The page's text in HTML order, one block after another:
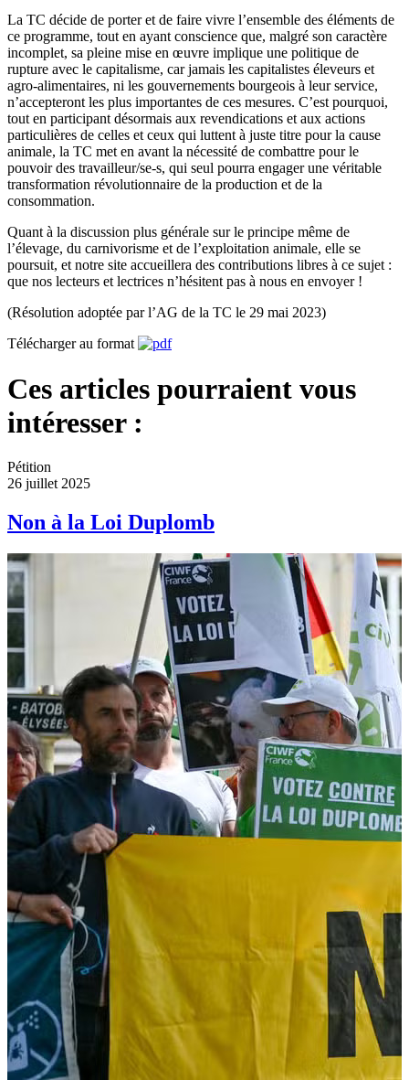
La TC décide de porter et de faire vivre l’ensemble des éléments de
ce programme, tout en ayant conscience que, malgré son caractère
incomplet, sa pleine mise en œuvre implique une politique de
rupture avec le capitalisme, car jamais les capitalistes éleveurs et
agro-alimentaires, ni les gouvernements bourgeois à leur service,
n’accepteront les plus importantes de ces mesures. C’est pourquoi,
tout en participant désormais aux revendications et aux actions
particulières de celles et ceux qui luttent à juste titre pour la cause
animale, la TC met en avant la nécessité de combattre pour le
pouvoir des travailleur/se-s, qui seul pourra engager une véritable
transformation révolutionnaire de la production et de la
consommation.
Quant à la discussion plus générale sur le principe même de
l’élevage, du carnivorisme et de l’exploitation animale, elle se
poursuit, et notre site accueillera des contributions libres à ce sujet :
que nos lecteurs et lectrices n’hésitent pas à nous en envoyer !
(Résolution adoptée par l’AG de la TC le 29 mai 2023)
Télécharger au format
Ces articles pourraient vous
intéresser :
Pétition
26 juillet 2025
Non à la Loi Duplomb